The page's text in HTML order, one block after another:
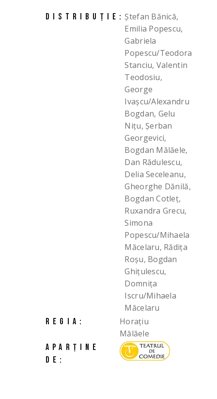
DISTRIBUȚIE: Ștefan Bănică,
Emilia Popescu,
Gabriela
Popescu/Teodora
Stanciu, Valentin
Teodosiu,
George
Ivașcu/Alexandru
Bogdan, Gelu
Nițu, Șerban
Georgevici,
Bogdan Mălăele,
Dan Rădulescu,
Delia Seceleanu,
Gheorghe Dănilă,
Bogdan Cotleț,
Ruxandra Grecu,
Simona
Popescu/Mihaela
Măcelaru, Rădița
Roșu, Bogdan
Ghițulescu,
Domnița
Iscru/Mihaela
Măcelaru
REGIA:
Horațiu
Mălăele
APARȚINE
DE: